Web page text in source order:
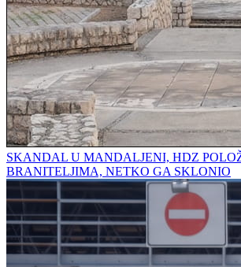
SKANDAL U MANDALJENI, HDZ
BRANITELJIMA, NETKO GA SKLONIO